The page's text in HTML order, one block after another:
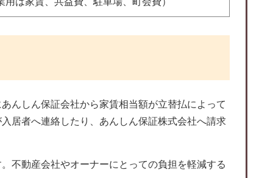
んしん保証会社から家賃相当額が立替払によって
居者へ連絡したり、あんしん保証株式会社へ請求
不動産会社やオーナーにとっての負担を軽減する